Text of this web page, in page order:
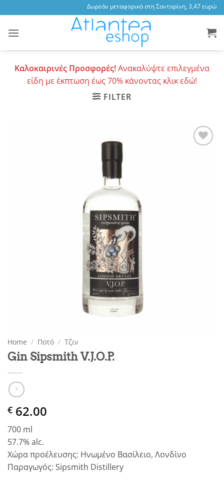
to
content
Δωρεάν μεταφορικά στη Σαντορίνη, 3,47 ευρώ
Καλοκαιρινές Προσφορές!Ανακαλύψτε επιλεγμένα
είδη με έκπτωση έως 70% κάνοντας κλικ εδώ!
FILTER
Home / Ποτό / Τζιν
Gin Sipsmith V.J.O.P.
€ 62.00
700 ml
57.7% alc.
Χώρα προέλευσης: Ηνωμένο Βασίλειο, Λονδίνο
Παραγωγός: Sipsmith Distillery